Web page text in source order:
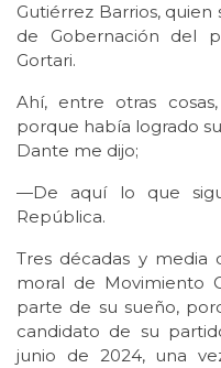
Gutiérrez Barrios,
de Gobernación del
Gortari.
Ahí, entre otras
porque había logrado
Dante me dijo;
—De aquí lo que
República.
Tres décadas y
moral de Movimiento
parte de su sueño,
candidato de su
junio de 2024, una